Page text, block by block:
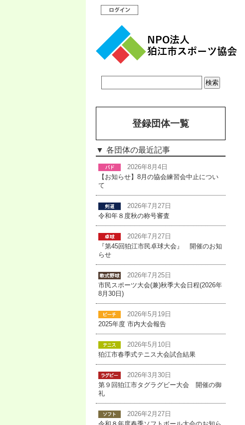
登録団体一覧
各団体の最近記事
2026年8月4日
【お知らせ】8月の協会練習会中止につい
て
2026年7月27日
令和年８度秋の称号審査
2026年7月27日
『第45回狛江市民卓球大会』 開催のお知
らせ
2026年7月25日
市民スポーツ大会(兼)秋季大会日程(2026年
8月30日)
2026年5月19日
2025年度 市内大会報告
2026年5月10日
狛江市春季式テニス大会試合結果
2026年3月30日
第９回狛江市タグラグビー大会 開催の御
礼
2026年2月27日